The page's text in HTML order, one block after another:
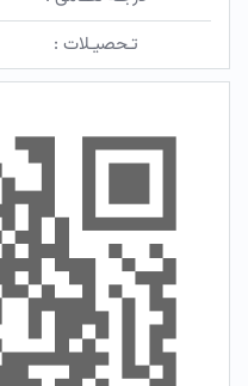
تـحصیـلات :